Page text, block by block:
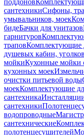
поддонов
сантехникиСифоны,
умывальников, моек
бидеБачки для унитазов
гарнитуров
траповКомплектующие
душевых кабин, уголков
мойкиКухонные мойки
кухонных моек
очистки питьевой воды
моекКомплектующие
сантехника
сантехники
водопроводные
сантехнические
полотенцесушителей